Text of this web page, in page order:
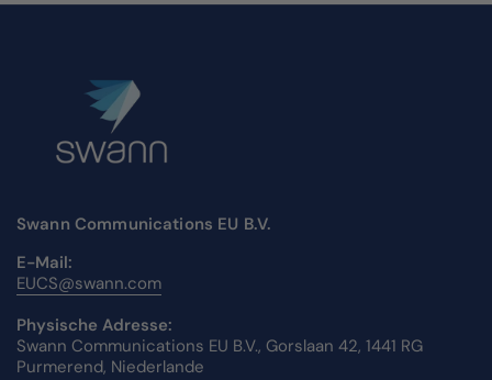
Swann Communications EU B.V.
E-Mail:
EUCS@swann.com
Physische Adresse:
Swann Communications EU B.V., Gorslaan 42, 1441 RG
Purmerend, Niederlande